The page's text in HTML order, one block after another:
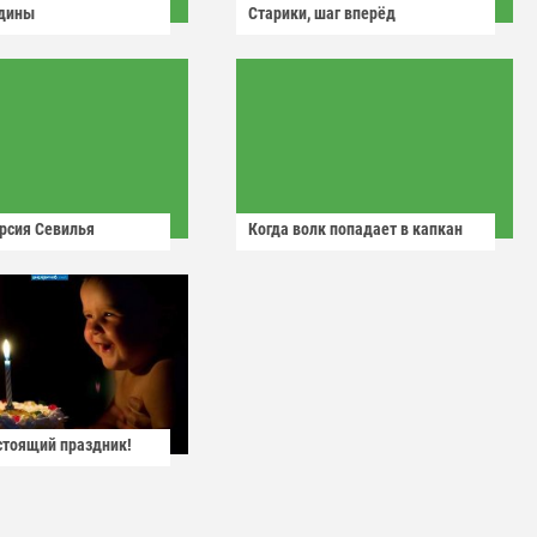
Старики, шаг вперёд
Севилья Когда волк попадает в капкан
праздник!